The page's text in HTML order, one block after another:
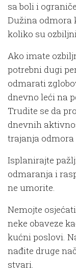
sa boli i
Dužina odmora
koliko su
Ako imate
potrebni dugi
odmarati
dnevno leći na
Trudite se da
dnevnih
trajanja odmora
Isplanirajte
odmaranja i
ne umorite.
Nemojte
neke obaveze
kućni poslovi.
nađite druge
stvari.